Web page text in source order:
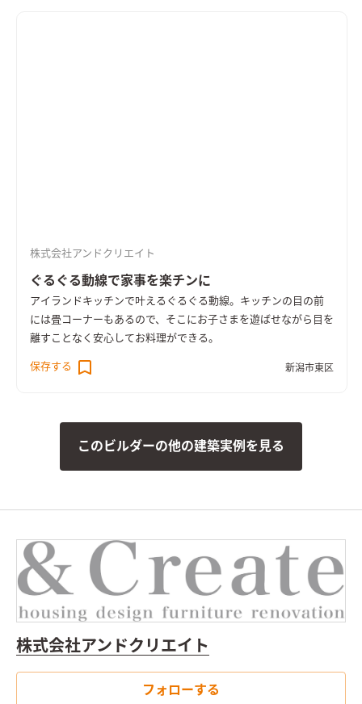
株式会社アンドクリエイト
ぐるぐる動線で家事を楽チンに
アイランドキッチンで叶えるぐるぐる動線。キッチンの目の前
には畳コーナーもあるので、そこにお子さまを遊ばせながら目を
離すことなく安心してお料理ができる。
保存する 新潟市東区
このビルダーの他の建築実例を見る
株式会社アンドクリエイト
フォローする